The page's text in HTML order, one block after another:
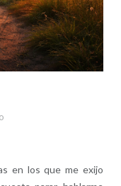
en los que me exijo